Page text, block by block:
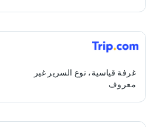
غرفة قياسية، نوع السرير غير
معروف